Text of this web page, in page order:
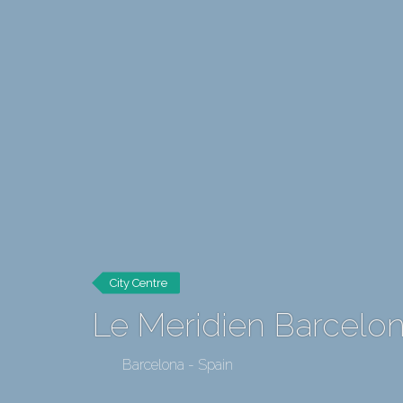
City Centre
Le Meridien
Barcelona - Spain